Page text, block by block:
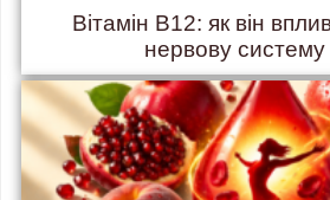
Вітамін B12: як він
нервову систему